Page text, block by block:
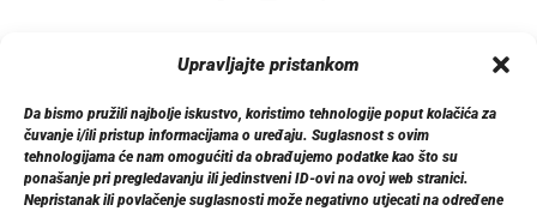
Upravljajte pristankom
Da bismo pružili najbolje iskustvo, koristimo tehnologije poput kolačića za
čuvanje i/ili pristup informacijama o uređaju. Suglasnost s ovim
tehnologijama će nam omogućiti da obrađujemo podatke kao što su
ponašanje pri pregledavanju ili jedinstveni ID-ovi na ovoj web stranici.
Nepristanak ili povlačenje suglasnosti može negativno utjecati na određene
Moj nalog
Moj nalog
Moje narudžbe
Detalji računa
Log out
Informacije